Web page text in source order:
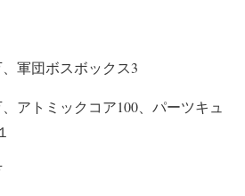
軍団ボスボックス3
アトミックコア100、パーツキュ